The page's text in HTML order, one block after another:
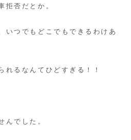
拒否だとか。
いつでもどこでもできるわけあ
れるなんてひどすぎる！！
んでした。